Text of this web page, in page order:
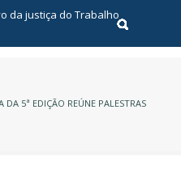
Realizar
DA 5ª EDIÇÃO REÚNE PALESTRAS